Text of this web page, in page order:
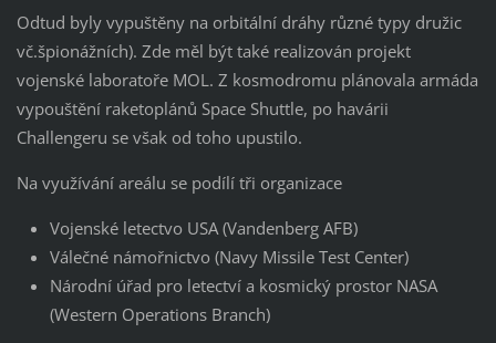
Odtud byly vypuštěny na orbitální dráhy různé typy družic
vč.špionážních). Zde měl být také realizován projekt
vojenské laboratoře MOL. Z kosmodromu plánovala armáda
vypouštění raketoplánů Space Shuttle, po havárii
Challengeru se však od toho upustilo.
Na využívání areálu se podílí tři organizace
Vojenské letectvo USA (Vandenberg AFB)
Válečné námořnictvo (Navy Missile Test Center)
Národní úřad pro letectví a kosmický prostor NASA
(Western Operations Branch)